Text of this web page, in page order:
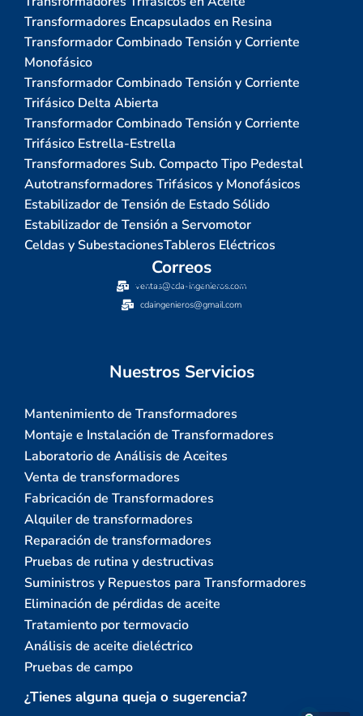
Transformadores Encapsulados en Resina
Transformador Combinado Tensión y Corriente
Monofásico
Transformador Combinado Tensión y Corriente
Trifásico Delta Abierta
Transformador Combinado Tensión y Corriente
Trifásico Estrella-Estrella
Transformadores Sub. Compacto Tipo Pedestal
Autotransformadores Trifásicos y Monofásicos
Estabilizador de Tensión de Estado Sólido
Estabilizador de Tensión a Servomotor
Celdas y SubestacionesTableros Eléctricos
Correos
ventas@cda-ingenieros.com
cdaingenieros@gmail.com
Nuestros Servicios
Mantenimiento de Transformadores
Montaje e Instalación de Transformadores
Laboratorio de Análisis de Aceites
Venta de transformadores
Fabricación de Transformadores
Alquiler de transformadores
Reparación de transformadores
Pruebas de rutina y destructivas
Suministros y Repuestos para Transformadores
Eliminación de pérdidas de aceite
Tratamiento por termovacio
Análisis de aceite dieléctrico
Pruebas de campo
¿Tienes alguna queja o sugerencia?